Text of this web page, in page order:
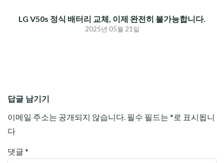
LG V50s 정식 배터리 교체, 이제 완전히 불가능합니다.
2025년 05월 21일
답글 남기기
이메일 주소는 공개되지 않습니다. 필수 필드는 * 로 표시됩니
다
댓글 *